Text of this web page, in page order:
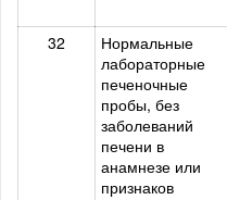
32
Нормальные
лабораторные
печеночные
пробы, без
заболеваний
печени в
анамнезе или
признаков